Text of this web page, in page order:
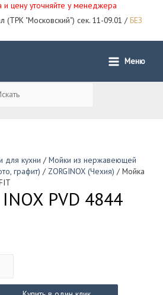
и цену уточняйте у менеджера
(ТРК "Московский") сек. 11-09.01 / БЕЗ
Main
Меню
для кухни / Мойки из нержавеющей
графит) / ZORGINOX (Чехия) / Мойка
PVD 4844